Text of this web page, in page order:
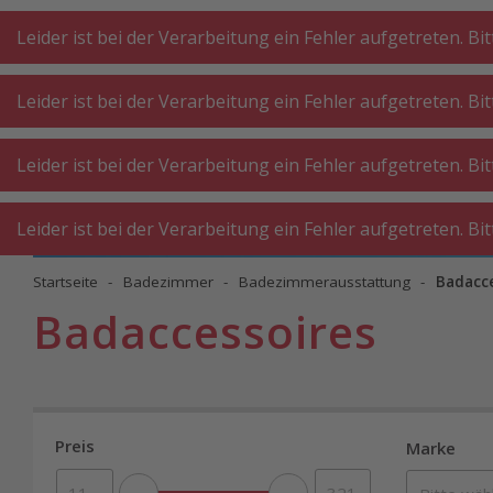
A +++
A+++
A +++
A+++
MyPost
MyPost
KÜCHE
GROSSGERÄTE
KÜCHE
KLEINGERÄTE
Startseite Badezimmer Badezimmerausstattung
Badaccessoires
Preis Marke
Leider ist bei der Verarbeitung ein Fehler aufgetreten.
Leider ist bei der Verarbeitung ein Fehler aufgetreten.
Leider ist bei der Verarbeitung ein Fehler aufgetreten.
Leider ist bei der Verarbeitung ein Fehler aufgetreten.